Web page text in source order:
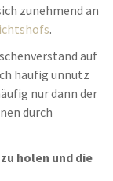
zunehmend an
.
auf
häufig unnütz
nur dann der
durch
holen und die